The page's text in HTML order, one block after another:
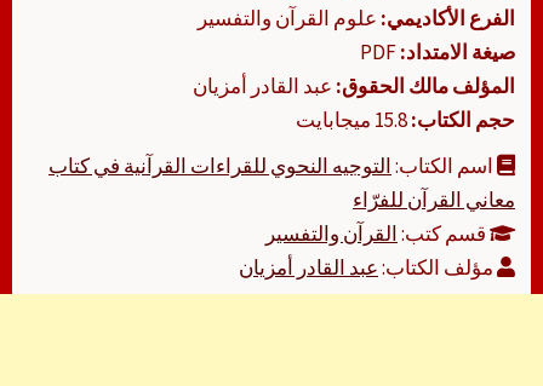
الفرع الأكاديمي: علوم القرآن والتفسير
صيغة الامتداد:
المؤلف مالك الحقوق: عبد القادر أمزيان
حجم الكتاب:
اسم الكتاب:التوجيه النحوي للقراءات القرآنية في كتاب
معاني القرآن للفرّاء
قسم كتب:القرآن والتفسير
مؤلف الكتاب:عبد القادر أمزيان